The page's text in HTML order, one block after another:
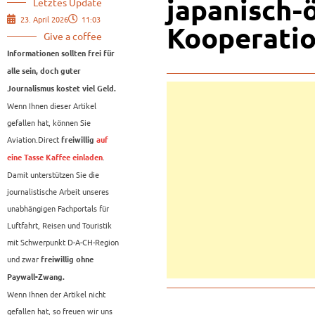
23. April 2026 11:03
Give a coffee
Informationen sollten frei für
alle sein, doch guter
Journalismus kostet viel Geld.
Wenn Ihnen dieser Artikel
gefallen hat, können Sie
Aviation.Direct freiwillig auf
eine Tasse Kaffee einladen
Damit unterstützen Sie die
journalistische Arbeit unseres
unabhängigen Fachportals für
Luftfahrt, Reisen und Touristik
mit Schwerpunkt D-A-CH-Region
und zwar freiwillig ohne
Paywall-Zwang.
Wenn Ihnen der Artikel nicht
gefallen hat, so freuen wir uns